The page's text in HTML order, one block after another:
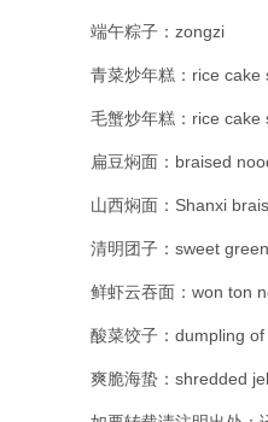
端午粽子：zongzi
青菜炒年糕：rice
毛蟹炒年糕：rice
扁豆焖面：braised
山西焖面：Shanxi
清明团子：sweet
鲜虾云吞面：won ton
酸菜饺子：dumpling
爽脆海蛰：shredded